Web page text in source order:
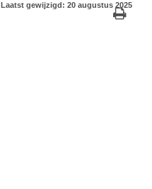
Laatst gewijzigd: 20 augustus 2025